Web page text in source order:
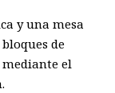
y una mesa
de
el